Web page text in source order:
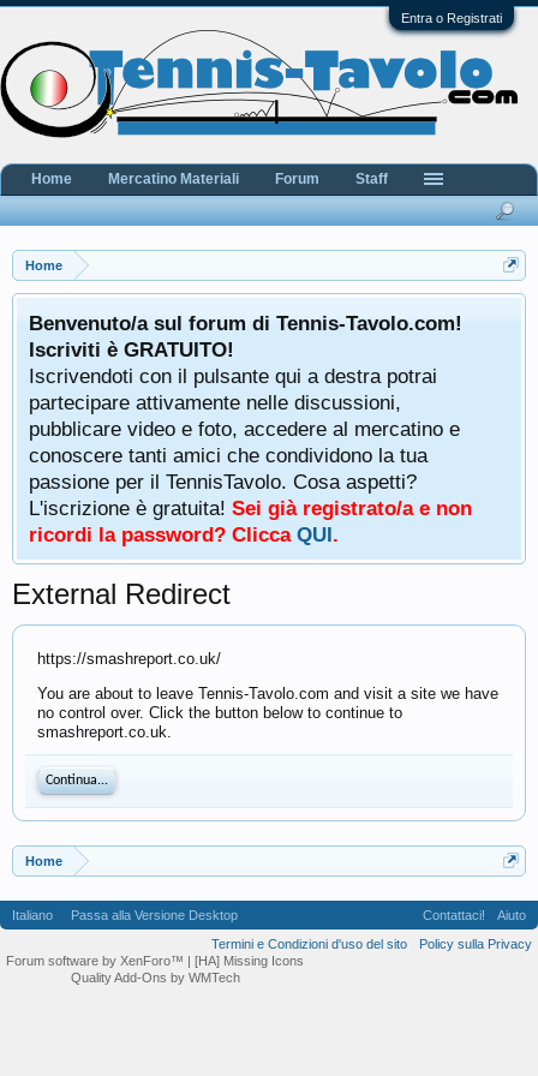
Entra o Registrati
Home
Benvenuto/a sul forum di Tennis-Tavolo.com!
Iscriviti è GRATUITO!
Iscrivendoti con il pulsante qui a destra potrai
partecipare attivamente nelle discussioni,
pubblicare video e foto, accedere al mercatino e
conoscere tanti amici che condividono la tua
passione per il TennisTavolo. Cosa aspetti?
L'iscrizione è gratuita! Sei già registrato/a e non
ricordi la password? Clicca QUI.
External Redirect
https://smashreport.co.uk/
You are about to leave Tennis-Tavolo.com and visit a site we have
no control over. Click the button below to continue to
smashreport.co.uk.
Continua...
Home
Home Mercatino Materiali Forum Staff
Italiano Passa alla Versione Desktop Contattaci!
Aiuto
Termini e Condizioni d'uso del sito
Policy sulla Privacy
Forum software by XenForo™ | [HA] Missing Icons
Quality Add-Ons by WMTech